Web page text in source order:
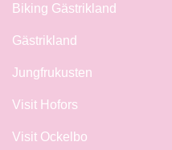
Biking Gästrikland
Gästrikland
Jungfrukusten
Visit Hofors
Visit Ockelbo